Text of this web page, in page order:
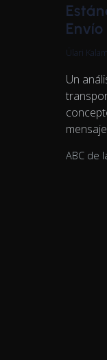
Envío
Ülari
Un
ABC de